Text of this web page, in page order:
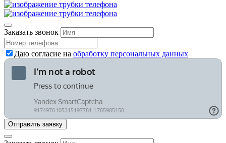
Заказать звонок
Даю согласие на обработку персональных данных